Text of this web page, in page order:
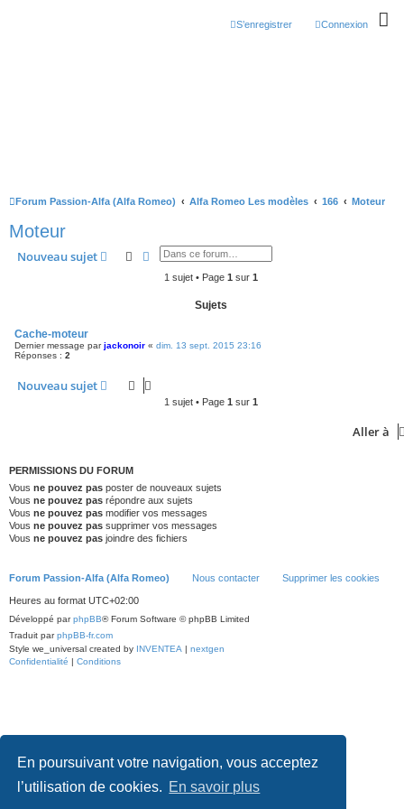
En poursuivant votre navigation, vous acceptez
l’utilisation de cookies. En savoir plus
Connexion
S’enregistrer
Forum Passion-Alfa (Alfa Romeo) Alfa Romeo Les modèles 166 Moteur
Moteur
Nouveau sujet Rechercher
Recherche avancée
1 sujet • Page 1 sur 1
Sujets
Cache-moteur
Dernier message parjackonoir « dim. 13 sept. 2015 23:16
Réponses : 2
Nouveau sujet
1 sujet • Page 1 sur 1
Aller à
PERMISSIONS DU FORUM
Vous ne pouvez pas poster de nouveaux sujets
Vous ne pouvez pas répondre aux sujets
Vous ne pouvez pas modifier vos messages
Vous ne pouvez pas supprimer vos messages
Vous ne pouvez pas joindre des fichiers
Forum Passion-Alfa (Alfa Romeo) Nous contacter Supprimer les cookies
Heures au format UTC+02:00
Développé parphpBB® Forum Software © phpBB Limited
Traduit parphpBB-fr.com
Style we_universal created by INVENTEA | nextgen
Confidentialité | Conditions